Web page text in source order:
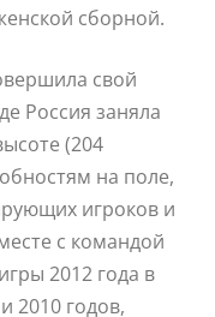
сборной.
свой
Россия заняла
(204
на поле,
игроков и
с командой
2012 года в
2010 годов,